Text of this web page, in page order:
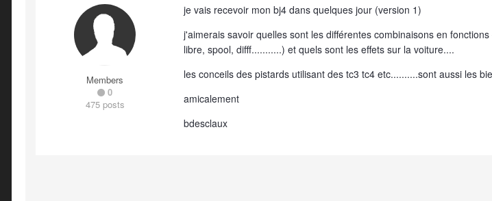
Members
0
475 posts
je vais recevoir mon bj4 dans quelques jour (version 1)
j'aimerais savoir quelles sont les différentes combinaisons en
libre, spool, difff...........) et quels sont les effets sur la voiture....
les conceils des pistards utilisant des tc3 tc4 etc..........sont aussi les
amicalement
bdesclaux